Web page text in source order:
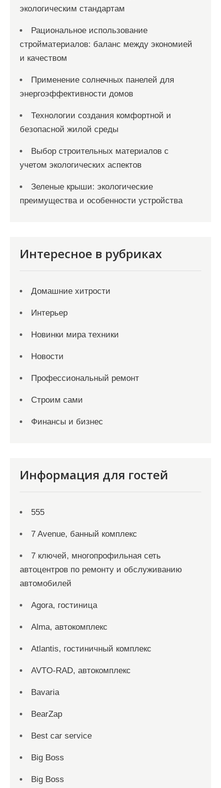
экологическим стандартам
Рациональное использование
стройматериалов: баланс между экономией
и качеством
Применение солнечных панелей для
энергоэффективности домов
Технологии создания комфортной и
безопасной жилой среды
Выбор строительных материалов с
учетом экологических аспектов
Зеленые крыши: экологические
преимущества и особенности устройства
Интересное в рубриках
Домашние хитрости
Интерьер
Новинки мира техники
Новости
Профессиональный ремонт
Строим сами
Финансы и бизнес
Информация для гостей
555
7 Avenue, банный комплекс
7 ключей, многопрофильная сеть
автоцентров по ремонту и обслуживанию
автомобилей
Agora, гостиница
Alma, автокомплекс
Atlantis, гостиничный комплекс
AVTO-RAD, автокомплекс
Bavaria
BearZap
Best car service
Big Boss
Big Boss